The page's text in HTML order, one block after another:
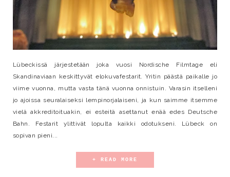
Lübeckissä järjestetään joka vuosi Nordische Filmtage eli
Skandinaviaan keskittyvät elokuvafestarit. Yritin päästä paikalle jo
viime vuonna, mutta vasta tänä vuonna onnistuin. Varasin itselleni
jo ajoissa seuralaiseksi lempinorjalaiseni, ja kun saimme itsemme
vielä akkreditoituakin, ei esteitä asettanut enää edes Deutsche
Bahn. Festarit ylittivät lopulta kaikki odotukseni. Lübeck on
sopivan pieni...
+ READ MORE